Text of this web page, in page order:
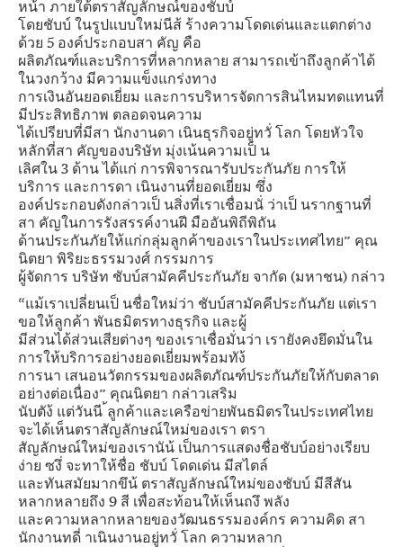
หน้า ภายใต้ตราสัญลักษณ์ของชับบ์
โดยชับบ์ ในรูปแบบใหม่นีส้ ร้างความโดดเด่นและแตกต่าง
ด้วย 5 องค์ประกอบสา คัญ คือ
ผลิตภัณฑ์และบริการที่หลากหลาย สามารถเข้าถึงลูกค้าได้
ในวงกว้าง มีความแข็งแกร่งทาง
การเงินอันยอดเยี่ยม และการบริหารจัดการสินไหมทดแทนที่
มีประสิทธิภาพ ตลอดจนความ
ได้เปรียบที่มีสา นักงานดา เนินธุรกิจอยู่ทวั่ โลก โดยหัวใจ
หลักที่สา คัญของบริษัท มุ่งเน้นความเป็ น
เลิศใน 3 ด้าน ได้แก่ การพิจารณารับประกันภัย การให้
บริการ และการดา เนินงานที่ยอดเยี่ยม ซึ่ง
องค์ประกอบดังกล่าวเป็ นสิ่งที่เราเชื่อมนั่ ว่าเป็ นรากฐานที่
สา คัญในการรังสรรค์งานฝี มืออันพิถีพิถัน
ด้านประกันภัยให้แก่กลุ่มลูกค้าของเราในประเทศไทย” คุณ
นิตยา พิริยะธรรมวงศ์ กรรมการ
ผู้จัดการ บริษัท ชับบ์สามัคคีประกันภัย จากัด (มหาชน) กล่าว
“แม้เราเปลี่ยนเป็ นชื่อใหม่ว่า ชับบ์สามัคคีประกันภัย แต่เรา
ขอให้ลูกค้า พันธมิตรทางธุรกิจ และผู้
มีส่วนได้ส่วนเสียต่างๆ ของเราเชื่อมั่นว่า เรายังคงยึดมั่นใน
การให้บริการอย่างยอดเยี่ยมพร้อมทัง้
การนา เสนอนวัตกรรมของผลิตภัณฑ์ประกันภัยให้กับตลาด
อย่างต่อเนื่อง” คุณนิตยา กล่าวเสริม
นับตัง้ แต่วันนี ้ลูกค้าและเครือข่ายพันธมิตรในประเทศไทย
จะได้เห็นตราสัญลักษณ์ใหม่ของเรา ตรา
สัญลักษณ์ใหม่ของเรานัน้ เป็นการแสดงชื่อชับบ์อย่างเรียบ
ง่าย ซงึ่ จะทาให้ชื่อ ชับบ์ โดดเด่น มีสไตล์
และทันสมัยมากขึน้ ตราสัญลักษณ์ใหม่ของชับบ์ มีสีสัน
หลากหลายถึง 9 สี เพื่อสะท้อนให้เห็นถงึ พลัง
และความหลากหลายของวัฒนธรรมองค์กร ความคิด สา
นักงานทดี่ าเนินงานอยู่ทวั่ โลก ความหลาก